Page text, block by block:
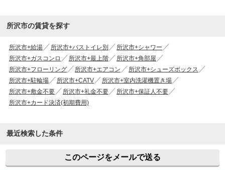
所沢市の賃貸を探す
所沢市+給湯 所沢市+バストイレ別
所沢市+シャワー
所沢市+ガスコンロ
所沢市+最上階
所沢市+角部屋
所沢市+フローリング
所沢市+エアコン
所沢市+シューズボックス
所沢市+駐輪場
所沢市+CATV
所沢市+室内洗濯機置き場
所沢市+敷金不要
所沢市+礼金不要
所沢市+保証人不要
所沢市+カード決済(初期費用)
最近検索した条件
このページをメールで送る